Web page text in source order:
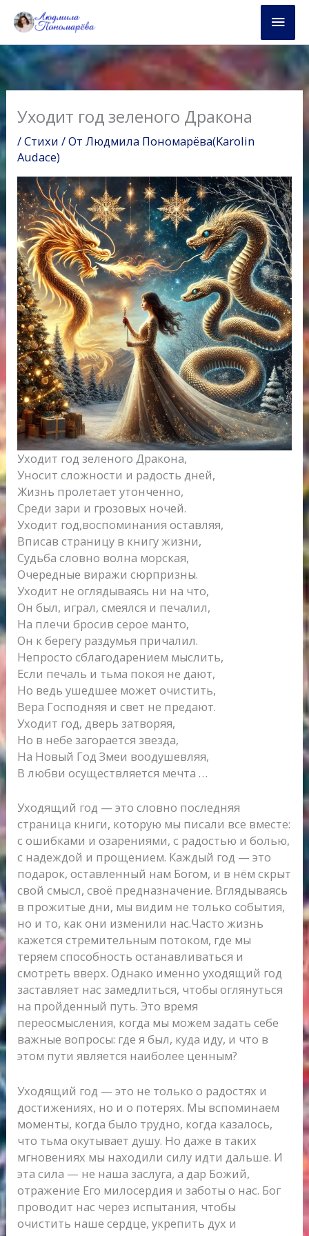
содержимому
Уходит год зеленого Дракона
/Стихи / ОтЛюдмила Пономарёва(Karolin
Audace)
Уходит год зеленого Дракона,
Уносит сложности и радость дней,
Жизнь пролетает утонченно,
Среди зари и грозовых ночей.
Уходит год,воспоминания оставляя,
Вписав страницу в книгу жизни,
Судьба словно волна морская,
Очередные виражи сюрпризны.
Уходит не оглядываясь ни на что,
Он был, играл, смеялся и печалил,
На плечи бросив серое манто,
Он к берегу раздумья причалил.
Непросто сблагодарением мыслить,
Если печаль и тьма покоя не дают,
Но ведь ушедшее может очистить,
Вера Господняя и свет не предают.
Уходит год, дверь затворяя,
Но в небе загорается звезда,
На Новый Год Змеи воодушевляя,
В любви осуществляется мечта …
Уходящий год — это словно последняя
страница книги, которую мы писали все вместе:
с ошибками и озарениями, с радостью и болью,
с надеждой и прощением. Каждый год — это
подарок, оставленный нам Богом, и в нём скрыт
свой смысл, своё предназначение. Вглядываясь
в прожитые дни, мы видим не только события,
но и то, как они изменили нас.Часто жизнь
кажется стремительным потоком, где мы
теряем способность останавливаться и
смотреть вверх. Однако именно уходящий год
заставляет нас замедлиться, чтобы оглянуться
на пройденный путь. Это время
переосмысления, когда мы можем задать себе
важные вопросы: где я был, куда иду, и что в
этом пути является наиболее ценным?
Уходящий год — это не только о радостях и
достижениях, но и о потерях. Мы вспоминаем
моменты, когда было трудно, когда казалось,
что тьма окутывает душу. Но даже в таких
мгновениях мы находили силу идти дальше. И
эта сила — не наша заслуга, а дар Божий,
отражение Его милосердия и заботы о нас. Бог
проводит нас через испытания, чтобы
очистить наше сердце, укрепить дух и